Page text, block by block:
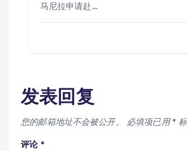
马尼拉申请赴…
发表回复
您的邮箱地址不会被公开。 必填项已用*
评论 *